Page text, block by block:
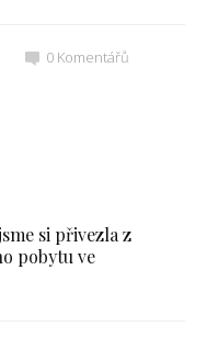
0 Komentářů
si přivezla z
pobytu ve